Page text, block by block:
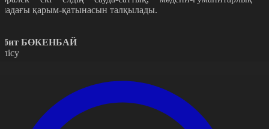
қарым-қатынасын талқылады.
БӨКЕНБАЙ